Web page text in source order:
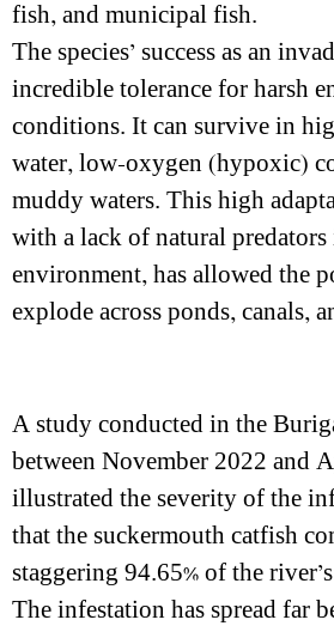
fish, and municipal fish.
The species’ success as an
incredible tolerance for harsh
conditions. It can survive in
water, low-oxygen (hypoxic)
muddy waters. This high
with a lack of natural predators
environment, has allowed the
explode across ponds, canals,
A study conducted in the
between November 2022 and
illustrated the severity of the
that the suckermouth catfish
staggering 94.65% of the
The infestation has spread far